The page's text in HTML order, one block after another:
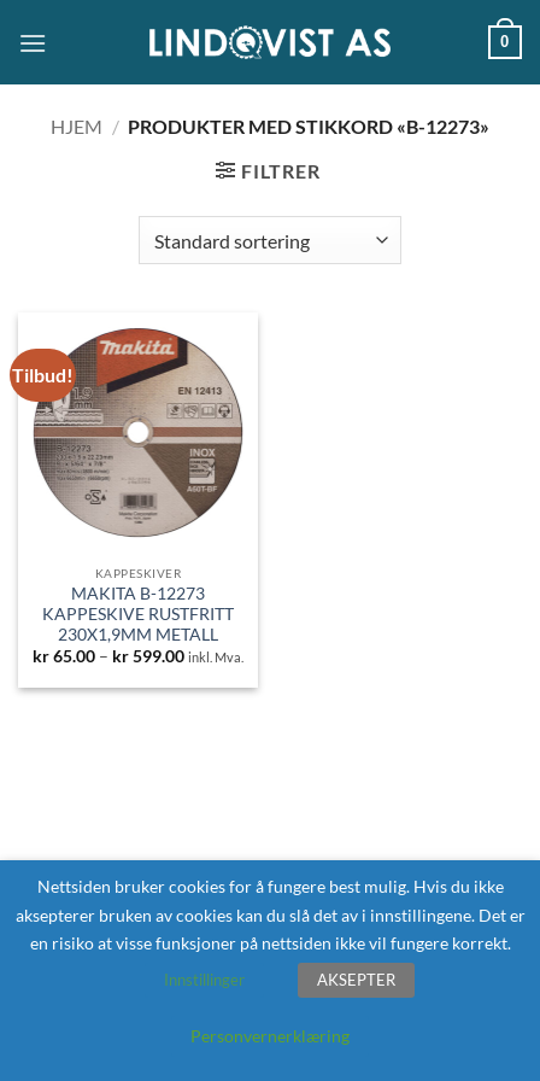
0
HJEM / PRODUKTER MED STIKKORD «B-12273»
FILTRER
Tilbud!
KAPPESKIVER
MAKITA B-12273
KAPPESKIVE RUSTFRITT
230X1,9MM METALL
kr65.00 – kr599.00Prisområde:
til
inkl. Mva.
Nettsiden bruker cookies for å fungere best mulig. Hvis du ikke
aksepterer bruken av cookies kan du slå det av i innstillingene. Det er
en risiko at visse funksjoner på nettsiden ikke vil fungere korrekt.
Innstillinger AKSEPTER
Personvernerklæring